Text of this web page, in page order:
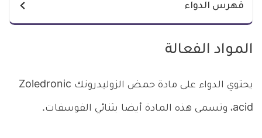
فهرس الدواء
المواد الفعالة
يحتوي الدواء على مادة حمض الزوليدرونك Zoledronic
acid، وتسمى هذه المادة أيضا بثنائي الفوسفات.